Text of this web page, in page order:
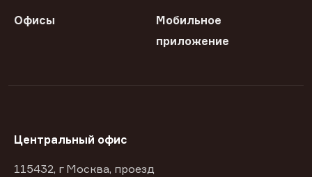
Офисы
Мобильное
приложение
Центральный офис
115432, г Москва, проезд